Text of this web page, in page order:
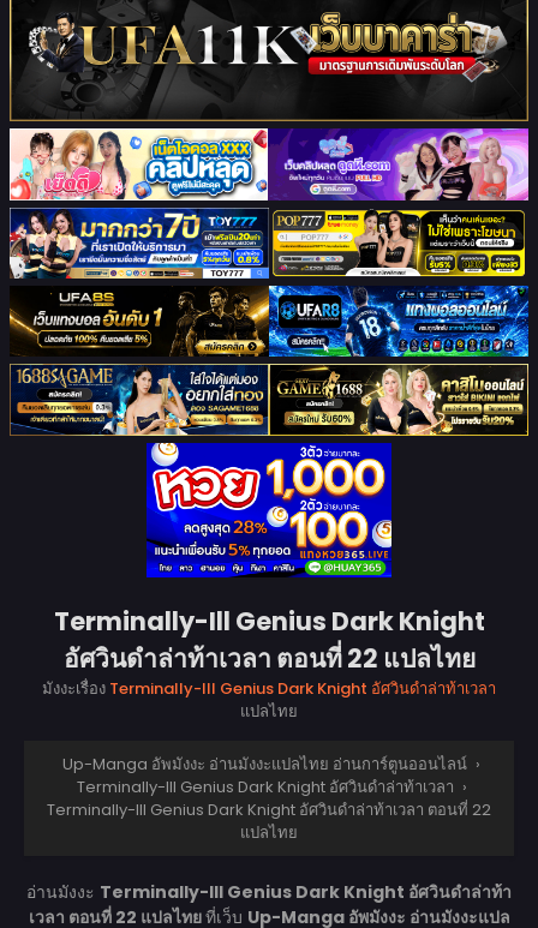
Terminally-Ill Genius Dark Knight
อัศวินดำล่าท้าเวลา ตอนที่ 22 แปลไทย
มังงะเรื่อง Terminally-Ill Genius Dark Knight อัศวินดำล่าท้าเวลา
แปลไทย
Up-Manga อัพมังงะ อ่านมังงะแปลไทย อ่านการ์ตูนออนไลน์ ›
Terminally-Ill Genius Dark Knight อัศวินดำล่าท้าเวลา ›
Terminally-Ill Genius Dark Knight อัศวินดำล่าท้าเวลา ตอนที่ 22
แปลไทย
อ่านมังงะ Terminally-Ill Genius Dark Knight อัศวินดำล่าท้า
เวลา ตอนที่ 22 แปลไทยที่เว็บ Up-Manga อัพมังงะ อ่านมังงะแปล